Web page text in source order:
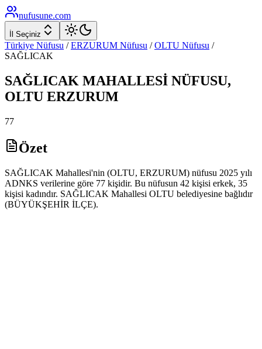
nufusune.com
İl Seçiniz
Türkiye Nüfusu / ERZURUM Nüfusu / OLTU Nüfusu /
SAĞLICAK
SAĞLICAK MAHALLESİ NÜFUSU,
OLTU ERZURUM
77
Özet
SAĞLICAK Mahallesi'nin (OLTU, ERZURUM) nüfusu 2025 yılı
ADNKS verilerine göre 77 kişidir. Bu nüfusun 42 kişisi erkek, 35
kişisi kadındır. SAĞLICAK Mahallesi OLTU belediyesine bağlıdır
(BÜYÜKŞEHİR İLÇE).